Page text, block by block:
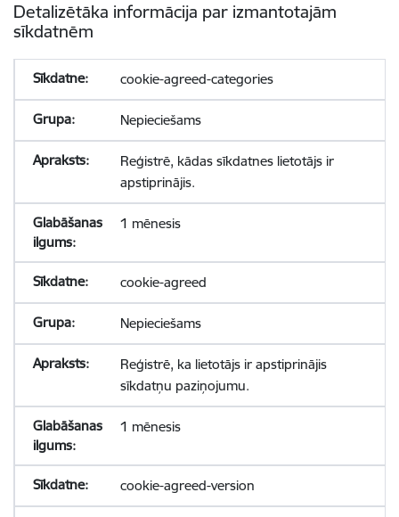
Detalizētāka informācija par izmantotajām
sīkdatnēm
cookie-agreed-categories
Nepieciešams
Reģistrē, kādas sīkdatnes lietotājs ir
apstiprinājis.
1 mēnesis
cookie-agreed
Nepieciešams
Reģistrē, ka lietotājs ir apstiprinājis
sīkdatņu paziņojumu.
1 mēnesis
cookie-agreed-version